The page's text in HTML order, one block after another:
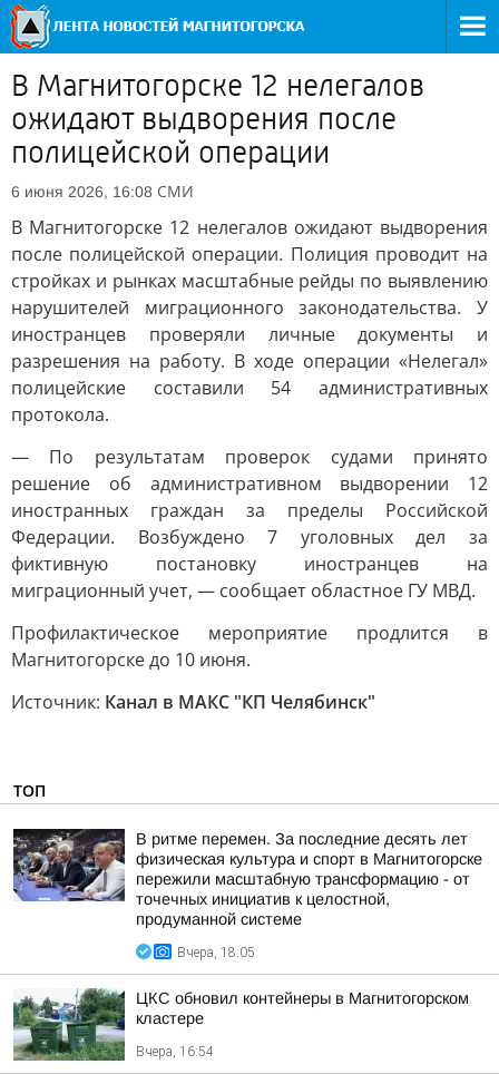
В Магнитогорске 12 нелегалов
ожидают выдворения после
полицейской операции
6 июня 2026, 16:08 СМИ
В Магнитогорске 12 нелегалов ожидают выдворения
после полицейской операции. Полиция проводит на
стройках и рынках масштабные рейды по выявлению
нарушителей миграционного законодательства. У
иностранцев проверяли личные документы и
разрешения на работу. В ходе операции «Нелегал»
полицейские составили 54 административных
протокола.
— По результатам проверок судами принято
решение об административном выдворении 12
иностранных граждан за пределы Российской
Федерации. Возбуждено 7 уголовных дел за
фиктивную постановку иностранцев на
миграционный учет, — сообщает областное ГУ МВД.
Профилактическое мероприятие продлится в
Магнитогорске до 10 июня.
Источник: Канал в МАКС "КП Челябинск"
ТОП
В ритме перемен. За последние десять лет
физическая культура и спорт в Магнитогорске
пережили масштабную трансформацию - от
точечных инициатив к целостной,
продуманной системе
Вчера, 18:05
ЦКС обновил контейнеры в Магнитогорском
кластере
Вчера, 16:54